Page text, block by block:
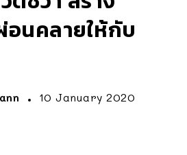
นคลายให้กับ
10 January 2020